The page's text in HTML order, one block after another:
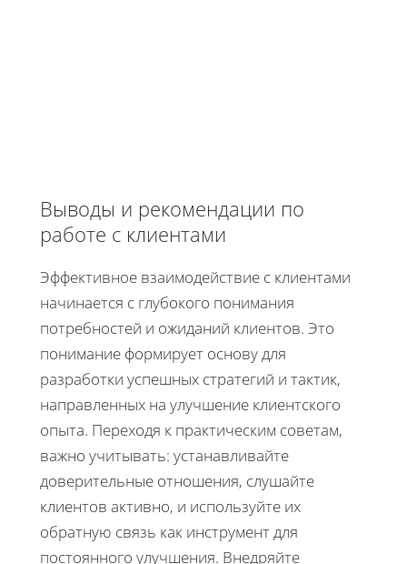
Выводы и рекомендации по
работе с клиентами
Эффективное взаимодействие с клиентами
начинается с глубокого понимания
потребностей и ожиданий клиентов. Это
понимание формирует основу для
разработки успешных стратегий и тактик,
направленных на улучшение клиентского
опыта. Переходя к практическим советам,
важно учитывать: устанавливайте
доверительные отношения, слушайте
клиентов активно, и используйте их
обратную связь как инструмент для
постоянного улучшения. Внедряйте